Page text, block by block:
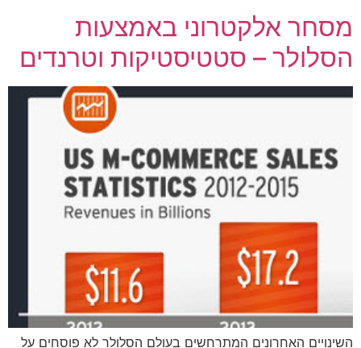
מסחר אלקטרוני באמצעות
הסלולר – סטטיסטיקות וטרנדים
השינויים האחרונים המתרחשים בעולם הסלולר לא פוסחים על